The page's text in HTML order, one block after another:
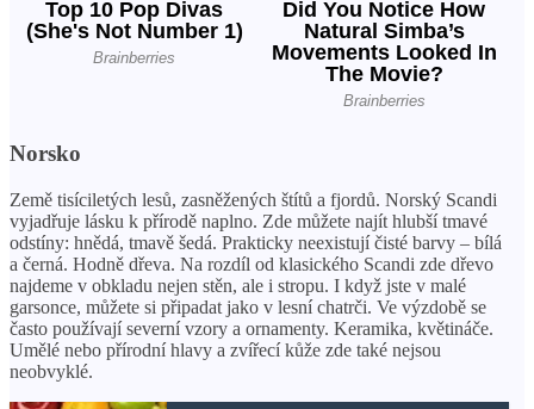
Norsko
Země tisíciletých lesů, zasněžených štítů a fjordů. Norský Scandi
vyjadřuje lásku k přírodě naplno. Zde můžete najít hlubší tmavé
odstíny: hnědá, tmavě šedá. Prakticky neexistují čisté barvy – bílá
a černá. Hodně dřeva. Na rozdíl od klasického Scandi zde dřevo
najdeme v obkladu nejen stěn, ale i stropu. I když jste v malé
garsonce, můžete si připadat jako v lesní chatrči. Ve výzdobě se
často používají severní vzory a ornamenty. Keramika, květináče.
Umělé nebo přírodní hlavy a zvířecí kůže zde také nejsou
neobvyklé.